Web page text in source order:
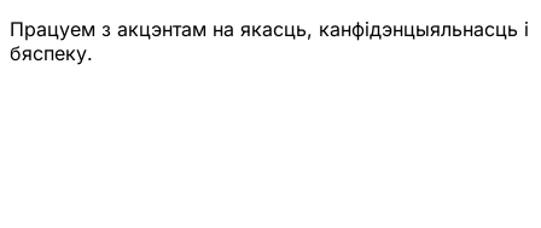
Працуем з акцэнтам на якасць, канфідэнцыяльнасць і
бяспеку.